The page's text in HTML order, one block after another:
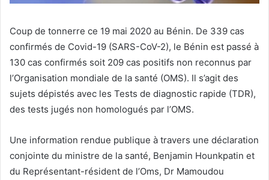
Coup de tonnerre ce 19 mai 2020 au Bénin. De 339 cas
confirmés de Covid-19 (SARS-CoV-2), le Bénin est passé à
130 cas confirmés soit 209 cas positifs non reconnus par
l’Organisation mondiale de la santé (OMS). Il s’agit des
sujets dépistés avec les Tests de diagnostic rapide (TDR),
des tests jugés non homologués par l’OMS.
Une information rendue publique à travers une déclaration
conjointe du ministre de la santé, Benjamin Hounkpatin et
du Représentant-résident de l’Oms, Dr Mamoudou